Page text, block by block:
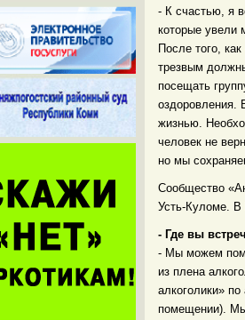
- К счастью, я
которые увели
После того,
трезвым
посещать
оздоровления.
жизнью.
человек не
но мы
Сообщество
Усть-Куломе. В
- Где вы
- Мы можем
из плена
алкоголики»
помещении).